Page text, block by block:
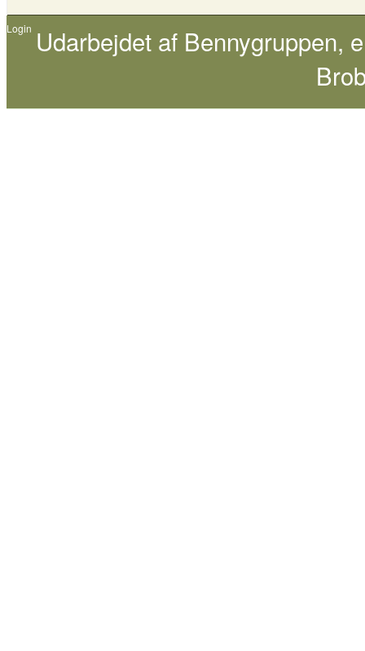
Login Udarbejdet af Bennygruppen,